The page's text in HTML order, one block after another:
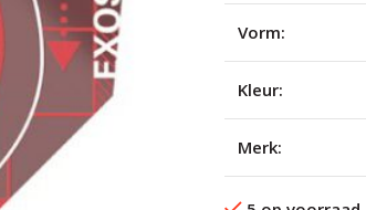
Vorm:
Kleur:
Merk: